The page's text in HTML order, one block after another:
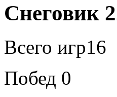
Снеговик
Всего игр16
Побед 0